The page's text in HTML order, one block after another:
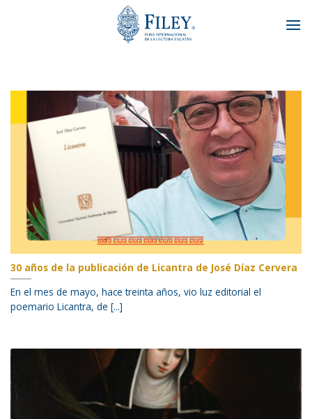
30 años de la publicación de Licantra de José Díaz Cervera
En el mes de mayo, hace treinta años, vio luz editorial el
poemario Licantra, de [...]